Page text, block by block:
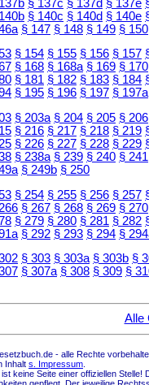
§ 137c § 137d § 137e
§ 140c § 140d § 140e
§ 147 § 148 § 149 § 150
§ 154 § 155 § 156 § 157
§ 168 § 168a § 169 § 170
§ 181 § 182 § 183 § 184
§ 195 § 196 § 197 § 197a
§ 203a § 204 § 205 § 206
§ 216 § 217 § 218 § 219
§ 226 § 227 § 228 § 229
§ 238a § 239 § 240 § 241
§ 249b § 250
§ 254 § 255 § 256 § 257
§ 267 § 268 § 269 § 270
§ 279 § 280 § 281 § 282
§ 292 § 293 § 294 §
§ 303 § 303a § 303b §
§ 307a § 308 § 309 §
Alle
- alle Rechte
Inhalt s. Impressum
keine Seite einer offiziellen